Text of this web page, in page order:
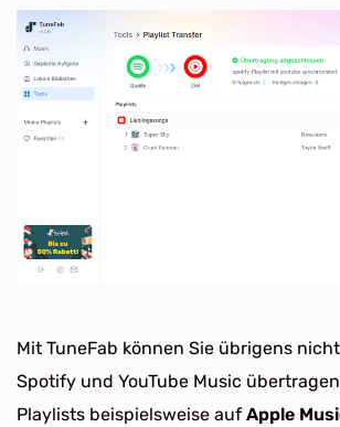
Mit TuneFab können Sie übrigens
Spotify und YouTube Music
Playlists beispielsweise auf Apple